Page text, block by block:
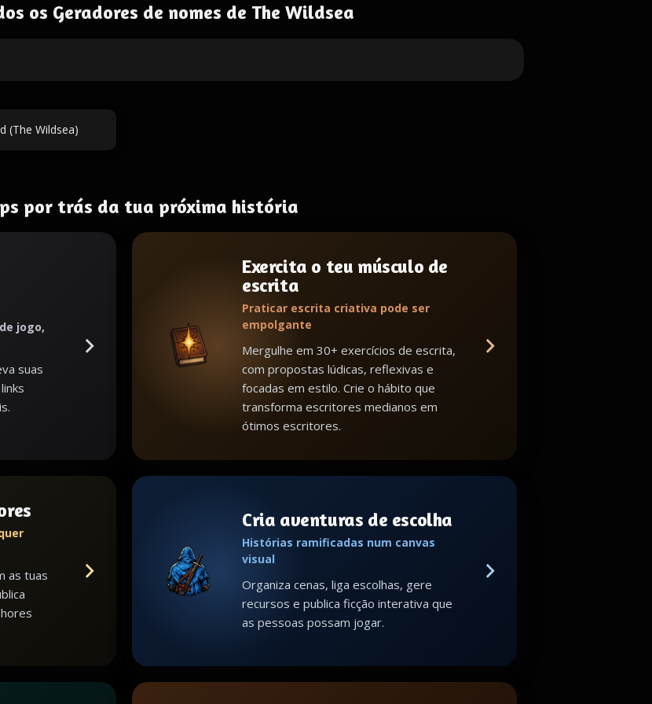
os Geradores de nomes de The Wildsea
(The Wildsea)
por trás da tua próxima história
jogo,
suas
Exercita o teu músculo de
escrita
Praticar escrita criativa pode ser
empolgante
Mergulhe em 30+ exercícios de escrita,
com propostas lúdicas, reflexivas e
focadas em estilo. Crie o hábito que
transforma escritores medianos em
ótimos escritores.
as tuas
Cria aventuras de escolha
Histórias ramificadas num canvas
visual
Organiza cenas, liga escolhas, gere
recursos e publica ficção interativa que
as pessoas possam jogar.